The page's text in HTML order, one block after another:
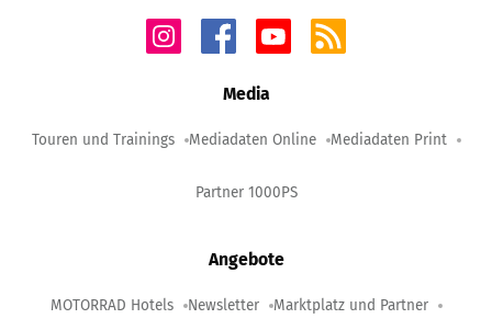
Media
Touren und Trainings Mediadaten Online Mediadaten Print
Partner 1000PS
Angebote
MOTORRAD Hotels Newsletter Marktplatz und Partner